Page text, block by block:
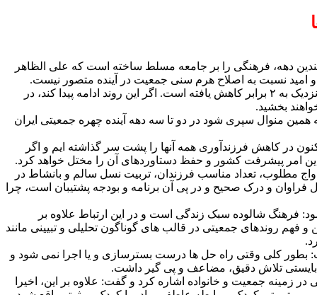
دهه، فرهنگی را بر جامعه مسلط ساخته است که علی الظاهر
امید نسبت به اصلاح هرم سنی جمعیت در آینده متصور نیست.
وی با اشاره به برخی شاخص های مهم جمعیتی اظهار داشت: نرخ رشد جمعیت کشور نسبت به سال ۶۸ بیش از ۵ برابر و نسبت به سال ۹۵ نزدیک به ۲ برابر کاهش یافته است. اگر این روند ادامه پیدا کند، در
۹۵ نزدیک به ۱.۲۸ برابر سقوط کرده است و اگر وضعیت به همین منوال سپری شود در دو تا سه دهه آینده چهره جمعیتی ایران
در کاهش فرزندآوری همه آنها را پشت سر گذاشته ایم و اگر
این امر پیشرفت کشور و حفظ دستاوردهای آن را مختل خواهد کرد.
مطلوب، تعداد مناسب فرزندان، تربیت نسل سالم و بانشاط در
فراوان و درک صحیح و در پی آن برنامه و بودجه پشتیبان است، چرا
فرهنگ شالوده سبک زندگی است و در این ارتباط علاوه بر
فهم روندهای جمعیتی در قالب های گوناگون تحلیلی و تبیینی مانند
کلی وقتی راه حل ها درست بسترسازی و یا اجرا نمی شود و
بایستی تلاش دقیق، مضاعف و پی گیر داشت.
زمینه جمعیت و خانواده اشاره کرد و گفت: علاوه بر این، اخیرا